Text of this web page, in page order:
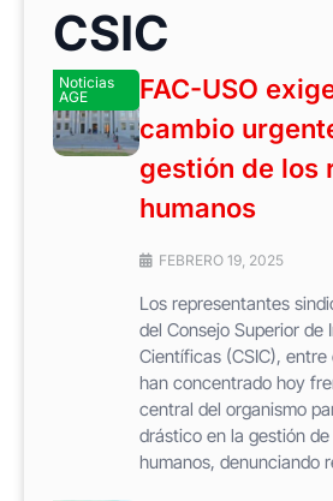
CSIC
Noticias
AGE
FAC-USO
cambio
gestión de los
humanos
FEBRERO 19, 2025
Los representantes
del Consejo Superior de
Científicas (CSIC), entre
han concentrado hoy
central del organismo
drástico en la gestión
humanos, denunciando